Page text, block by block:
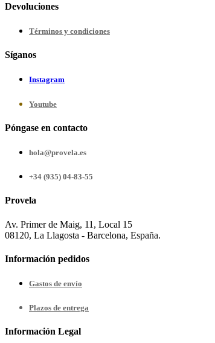
Devoluciones
Términos y condiciones
Síganos
Instagram
Youtube
Póngase en contacto
hola@provela.es
+34 (935) 04-83-55
Provela
Av. Primer de Maig, 11, Local 15
08120, La Llagosta - Barcelona, España.
Información pedidos
Gastos de envío
Plazos de entrega
Información Legal